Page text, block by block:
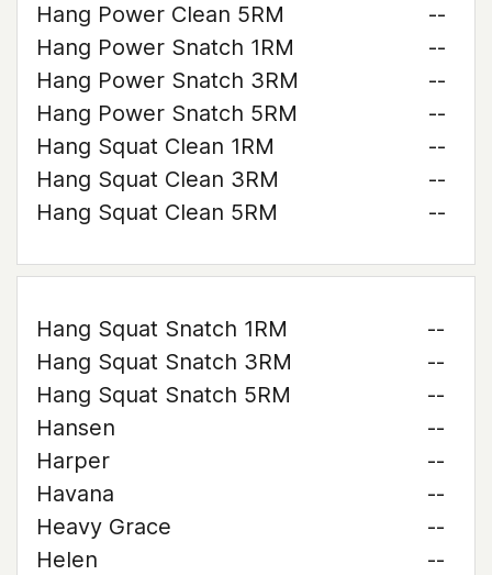
Hang Power Clean 5RM
--
Hang Power Snatch 1RM
--
Hang Power Snatch 3RM
--
Hang Power Snatch 5RM
--
Hang Squat Clean 1RM
--
Hang Squat Clean 3RM
--
Hang Squat Clean 5RM
--
Hang Squat Snatch 1RM
--
Hang Squat Snatch 3RM
--
Hang Squat Snatch 5RM
--
Hansen
--
Harper
--
Havana
--
Heavy Grace
--
Helen
--